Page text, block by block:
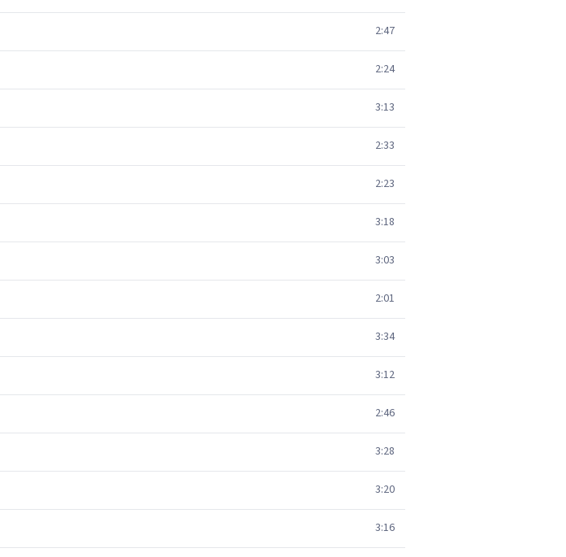
2:47
2:24
3:13
2:33
2:23
3:18
3:03
2:01
3:34
3:12
2:46
3:28
3:20
3:16